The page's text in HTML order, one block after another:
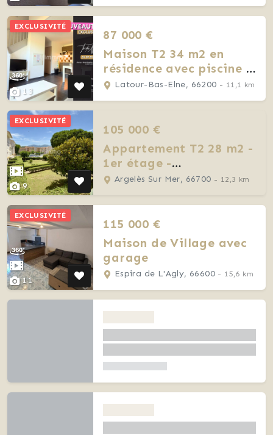
13
EXCLUSIVITÉ
87 000 €
Maison T2 34 m2 en
résidence avec piscine -
Latour Bas Elne
Latour-Bas-Elne, 66200 - 11,1 km
9
EXCLUSIVITÉ
105 000 €
Appartement T2 28 m2 -
1er étage -
stationnement - Argelès
Argelès Sur Mer, 66700 - 12,3 km
11
EXCLUSIVITÉ
115 000 €
Maison de Village avec
garage
Espira de L'Agly, 66600 - 15,6 km